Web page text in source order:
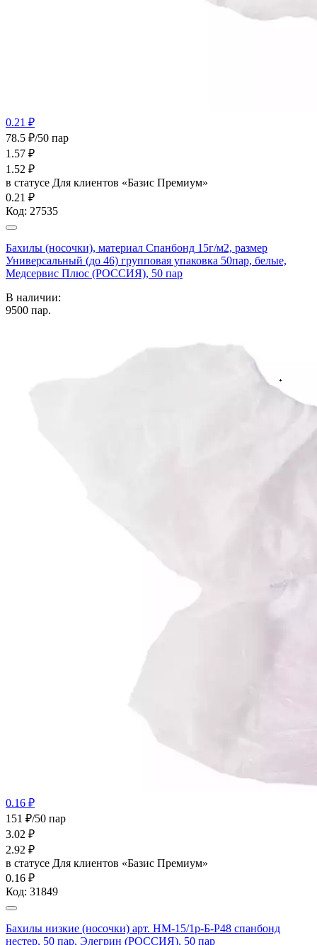
0.21 ₽
78.5 ₽/50 пар
1.57 ₽
1.52 ₽
в статусе Для клиентов «Базис Премиум»
0.21 ₽
Код: 27535
Бахилы (носочки), материал Спанбонд 15г/м2, размер
Универсальный (до 46) групповая упаковка 50пар, белые,
Медсервис Плюс (РОССИЯ), 50 пар
В наличии:
9500 пар.
0.16 ₽
151 ₽/50 пар
3.02 ₽
2.92 ₽
в статусе Для клиентов «Базис Премиум»
0.16 ₽
Код: 31849
Бахилы низкие (носочки) арт. НМ-15/1р-Б-Р48 спанбонд
нестер, 50 пар, Элегрин (РОССИЯ), 50 пар